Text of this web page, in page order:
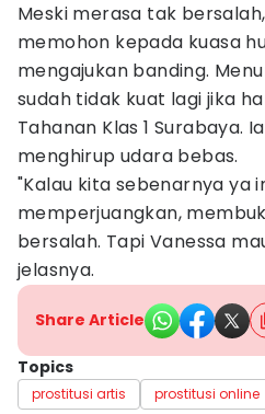
Meski merasa tak
memohon kepada kuasa
mengajukan banding.
sudah tidak kuat lagi jika
Tahanan Klas 1 Surabaya.
menghirup udara bebas.
"Kalau kita sebenarnya ya
memperjuangkan,
bersalah. Tapi Vanessa
jelasnya.
Share Article
Topics
prostitusi artis prostitusi online